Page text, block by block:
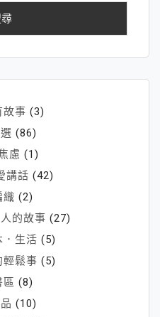
故事 (3)
(86)
慮 (1)
講話 (42)
織 (2)
的故事 (27)
．生活 (5)
輕鬆事 (5)
區 (8)
(10)